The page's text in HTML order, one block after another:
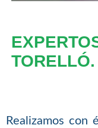
TORELLÓ.
Realizamos